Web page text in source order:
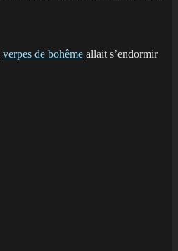
verpes de bohême allait s’endormir